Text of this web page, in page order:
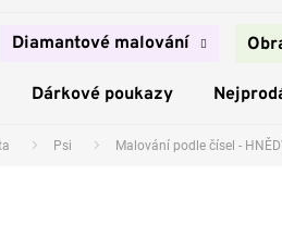
Diamantové malování
Dárkové poukazy
Psi Malování podle čísel -